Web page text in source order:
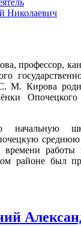
Николаевич
профессор,
М. Кирова
Опочецкого
начальную
времени
районе был